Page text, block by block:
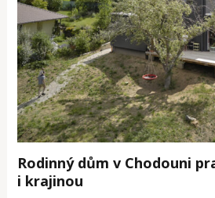
Rodinný dům v Chodouni
i krajinou